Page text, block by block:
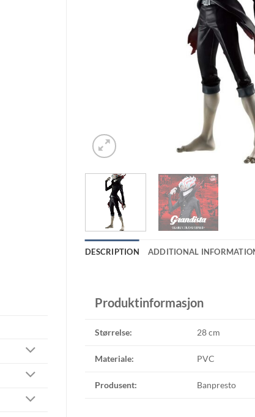
DESCRIPTION ADDITIONAL
Produktinformasjon
Størrelse: 28 cm
Materiale: PVC
Produsent: Banpresto